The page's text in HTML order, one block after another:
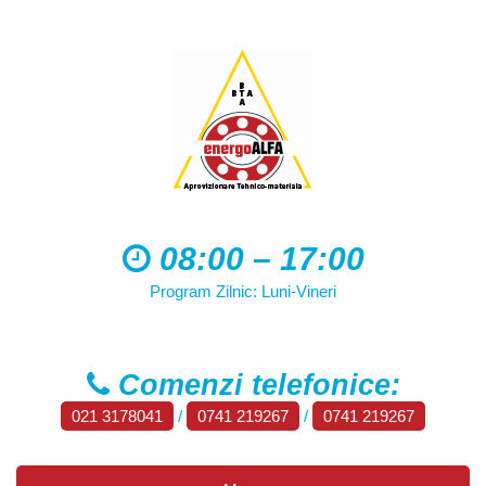
08:00 – 17:00
Program Zilnic: Luni-Vineri
Comenzi telefonice:
021 3178041 / 0741 219267 / 0741 219267